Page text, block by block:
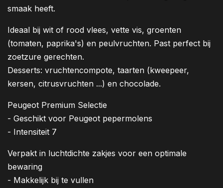
smaak heeft.
Ideaal bij wit of rood vlees, vette vis, groenten
(tomaten, paprika's) en peulvruchten. Past perfect bij
zoetzure gerechten.
Desserts: vruchtencompote, taarten (kweepeer,
kersen, citrusvruchten ...) en chocolade.
Peugeot Premium Selectie
- Geschikt voor Peugeot pepermolens
- Intensiteit 7
Verpakt in luchtdichte zakjes voor een optimale
bewaring
- Makkelijk bij te vullen